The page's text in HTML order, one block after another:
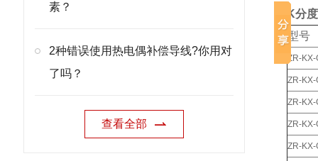
素？
2种错误使用热电偶补偿导线?你用对
了吗？
查看全部
K分
型号
ZR-
ZR-KX-
ZR-KX-
ZR-KX-
ZR-KX-